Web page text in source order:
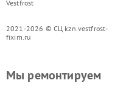
Vestfrost
2021-2026 © СЦ kzn.vestfrost-
fixim.ru
Мы ремонтируем